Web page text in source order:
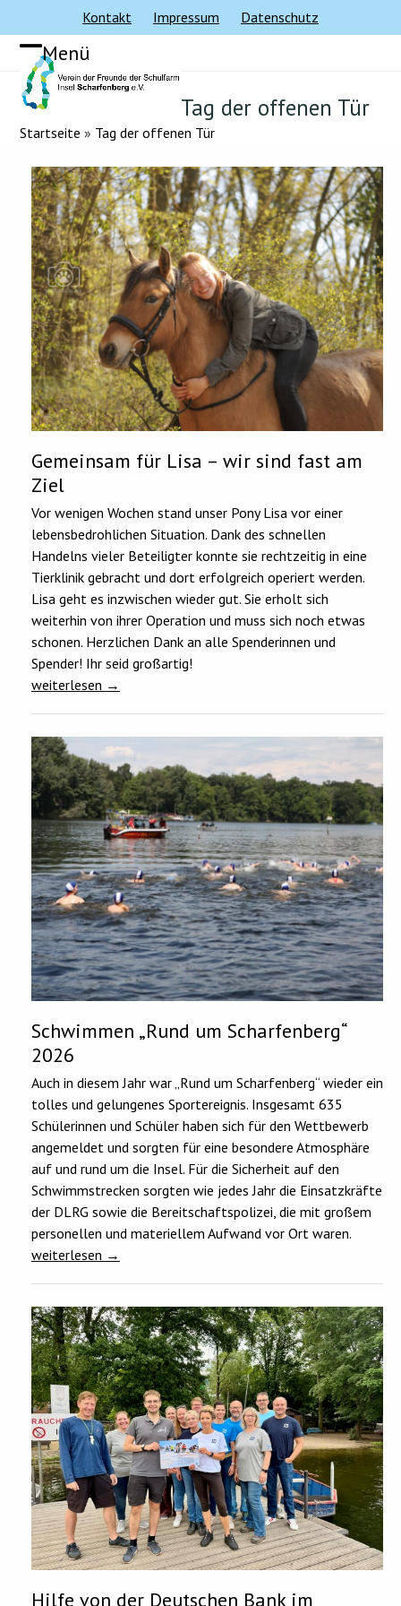
to
content
Kontakt Impressum Datenschutz
Menü
Mobiles
Menü
öffnen
Mobiles
Menü
schließen
Tag der offenen Tür
Startseite » Tag der offenen Tür
Gemeinsam für Lisa – wir sind fast am
Ziel
Vor wenigen Wochen stand unser Pony Lisa vor einer
lebensbedrohlichen Situation. Dank des schnellen
Handelns vieler Beteiligter konnte sie rechtzeitig in eine
Tierklinik gebracht und dort erfolgreich operiert werden.
Lisa geht es inzwischen wieder gut. Sie erholt sich
weiterhin von ihrer Operation und muss sich noch etwas
schonen. Herzlichen Dank an alle Spenderinnen und
Spender! Ihr seid großartig!
weiterlesen →
Schwimmen „Rund um Scharfenberg“
2026
Auch in diesem Jahr war „Rund um Scharfenberg“ wieder ein
tolles und gelungenes Sportereignis. Insgesamt 635
Schülerinnen und Schüler haben sich für den Wettbewerb
angemeldet und sorgten für eine besondere Atmosphäre
auf und rund um die Insel. Für die Sicherheit auf den
Schwimmstrecken sorgten wie jedes Jahr die Einsatzkräfte
der DLRG sowie die Bereitschaftspolizei, die mit großem
personellen und materiellem Aufwand vor Ort waren.
weiterlesen →
Hilfe von der Deutschen Bank im